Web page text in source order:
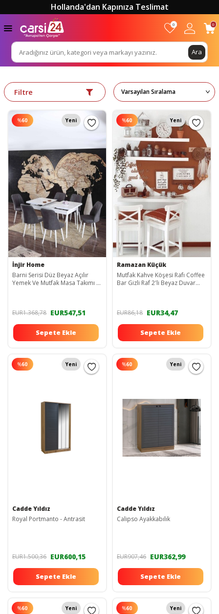
Hollanda'dan Kapınıza Teslimat
Ara
0 0
Filtre
%60 Yeni
İnjir Home
Barni Serisi Düz Beyaz Açılır
Yemek Ve Mutfak Masa Takımı 6
EUR1.368,78 EUR547,51
Sepete Ekle
%60 Yeni
Ramazan Küçük
Mutfak Kahve Köşesi Rafı Coffee
Bar Gizli Raf 2'li Beyaz Duvar
EUR86,18 EUR34,47
Sepete Ekle
%60 Yeni
Cadde Yıldız
Royal Portmanto - Antrasit
EUR1.500,36 EUR600,15
Sepete Ekle
%60 Yeni
Cadde Yıldız
Calipso Ayakkabılık
EUR907,46 EUR362,99
Sepete Ekle
%60 Yeni %60 Yeni